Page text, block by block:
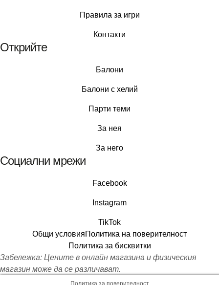
Правила за игри
Контакти
Открийте
Балони
Балони c хелий
Парти теми
За нея
За него
Социални мрежи
Facebook
Instagram
TikTok
Общи условияПолитика на поверителност
Политика за бисквитки
Забележка: Цените в онлайн магазина и физическия
магазин може да се различават.
Политика за поверителност